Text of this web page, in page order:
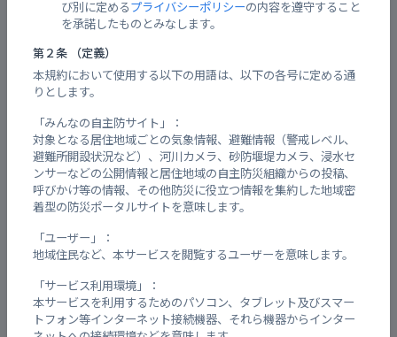
び別に定めるプライバシーポリシーの内容を遵守すること
を承諾したものとみなします。
第２条 （定義）
本規約において使用する以下の用語は、以下の各号に定める通
りとします。
「みんなの自主防サイト」：
対象となる居住地域ごとの気象情報、避難情報（警戒レベル、
避難所開設状況など）、河川カメラ、砂防堰堤カメラ、浸水セ
ンサーなどの公開情報と居住地域の自主防災組織からの投稿、
呼びかけ等の情報、その他防災に役立つ情報を集約した地域密
着型の防災ポータルサイトを意味します。
「ユーザー」：
地域住民など、本サービスを閲覧するユーザーを意味します。
「サービス利用環境」：
本サービスを利用するためのパソコン、タブレット及びスマー
トフォン等インターネット接続機器、それら機器からインター
会員について
会員登録する
表示情報を変更・追加する
ご意見・お問合せを送信する
Webアプリの画面が表示されない、表示
や動作がおかしい
みんなの自主防からのメールはどこから